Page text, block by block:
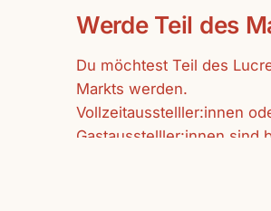
Werde Teil des
Du möchtest Teil des
Markts werden.
Vollzeitausstelller:innen
Gastausstelller:innen sind